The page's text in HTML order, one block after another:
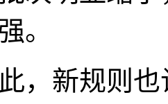
。
新规则也